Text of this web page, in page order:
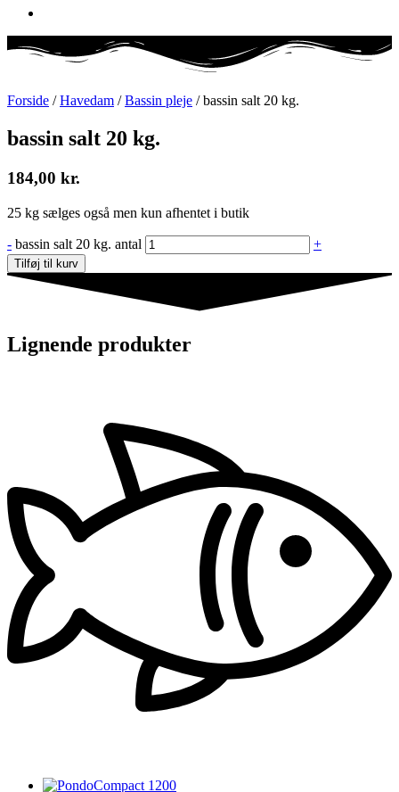
Forside /Havedam /Bassin pleje / bassin salt 20 kg.
bassin salt 20 kg.
184,00 kr.
25 kg sælges også men kun afhentet i butik
- bassin salt 20 kg. antal +
Tilføj til kurv
Lignende produkter